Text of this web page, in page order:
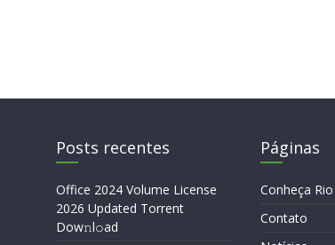
Posts recentes
Office 2024 Volume License
2026 Updated Torrent
Dow𝚗l𝚘аd
Páginas
Conheça
Contato